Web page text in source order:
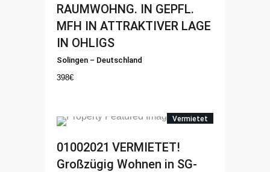
RAUMWOHNG. IN GEPFL.
MFH IN ATTRAKTIVER LAGE
IN OHLIGS
Solingen – Deutschland
398€
Vermietet
01002021 VERMIETET!
Großzügig Wohnen in SG-